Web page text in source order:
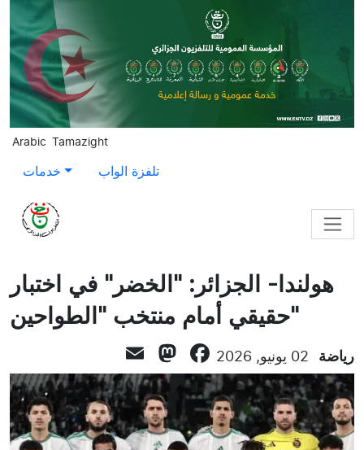
Skip to main content
Arabic Tamazight
خدمات تلفزة الواب
هولندا- الجزائر: "الخضر" في اختبار
حقيقي أمام منتخب "الطواحين"
رياضة 02 يونيو, 2026 Facebook
Mastodon